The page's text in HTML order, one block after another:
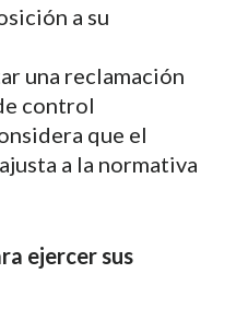
a su
una reclamación
control
que el
a la normativa
ejercer sus